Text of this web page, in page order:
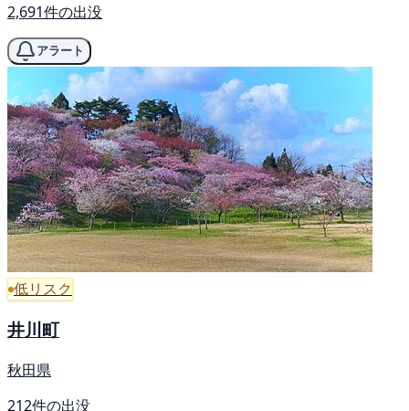
2,691件の出没
アラート
低リスク
井川町
秋田県
212件の出没